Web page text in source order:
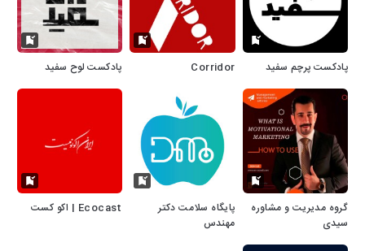
پادکست پرچم سفید Corridor پادکست لوح سفید
گروه مدیریت و مشاوره
سیدی
پایگاه سلامت دکتر
مهندس
Ecocast | اکو کست